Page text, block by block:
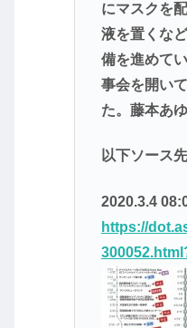
にマスクを
液を置くな
備を進めて
事会を開い
た。藤本あ
以下ソース
2020.3.4
https://